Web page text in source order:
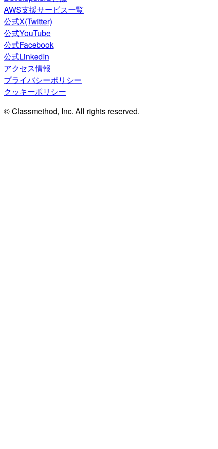
AWS支援サービス一覧
公式X(Twitter)
公式YouTube
公式Facebook
公式LinkedIn
アクセス情報
プライバシーポリシー
クッキーポリシー
© Classmethod, Inc. All rights reserved.